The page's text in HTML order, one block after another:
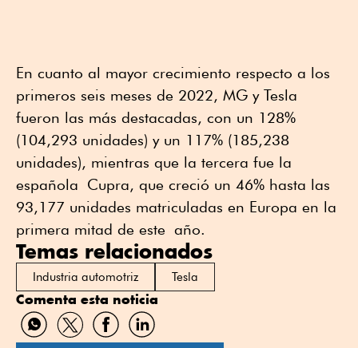
En cuanto al mayor crecimiento respecto a los
primeros seis meses de 2022, MG y Tesla
fueron las más destacadas, con un 128%
(104,293 unidades) y un 117% (185,238
unidades), mientras que la tercera fue la
española Cupra, que creció un 46% hasta las
93,177 unidades matriculadas en Europa en la
primera mitad de este año.
Temas relacionados
Industria automotriz Tesla
Comenta esta noticia
CompartirCompartirCompartirCompartir